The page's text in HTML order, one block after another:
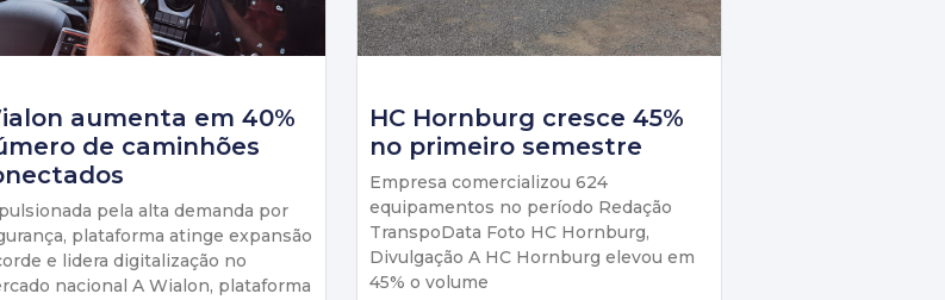
aumenta em 40%
de caminhões
pela alta demanda por
plataforma atinge expansão
e lidera digitalização no
nacional A Wialon, plataforma
HC Hornburg cresce 45%
no primeiro semestre
Empresa comercializou 624
equipamentos no período Redação
TranspoData Foto HC Hornburg,
Divulgação A HC Hornburg elevou em
45% o volume